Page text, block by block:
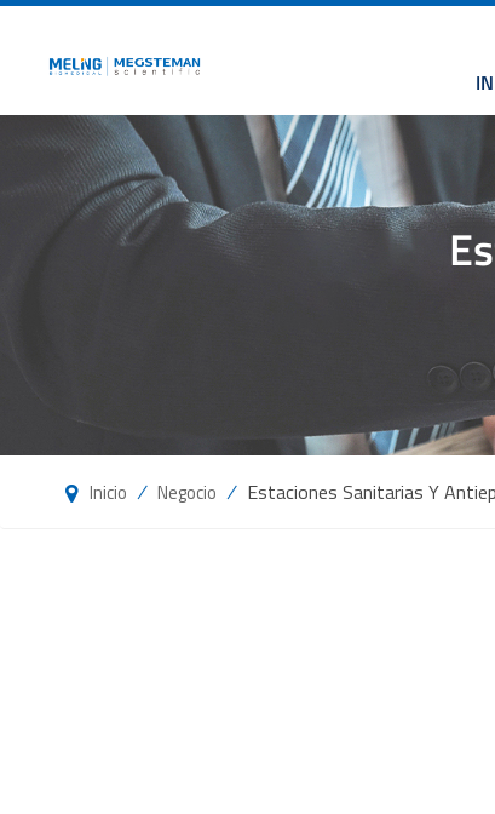
Inicio / Negocio / Estaciones Sanitarias Y